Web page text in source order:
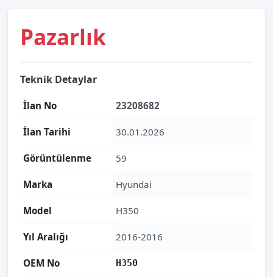
Pazarlık
Teknik Detaylar
İlan No 23208682
İlan Tarihi 30.01.2026
Görüntülenme 59
Marka Hyundai
Model H350
Yıl Aralığı 2016-2016
OEM No H350